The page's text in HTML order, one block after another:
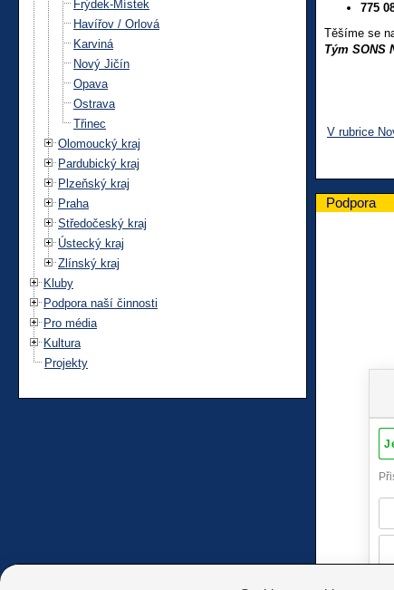
Frýdek-Místek
Havířov / Orlová
Karviná
Nový Jičín
Opava
Ostrava
Třinec
Olomoucký kraj
Pardubický kraj
Plzeňský kraj
Praha
Středočeský kraj
Ústecký kraj
Zlínský kraj
Kluby
Podpora naší činnosti
Pro média
Kultura
Projekty
775
Těšíme se
Tým SONS
V rubrice
Podpora